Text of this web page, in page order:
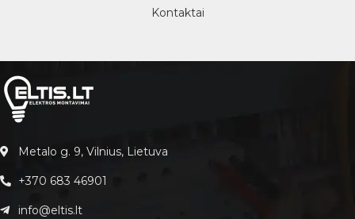
Kontaktai
Metalo g. 9, Vilnius, Lietuva
+370 683 46901
info@eltis.lt